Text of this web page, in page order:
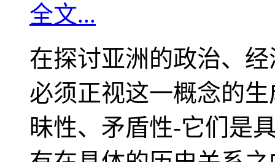
全文...
在探讨亚洲的政治、
必须正视这一概念的
昧性、矛盾性-它们是